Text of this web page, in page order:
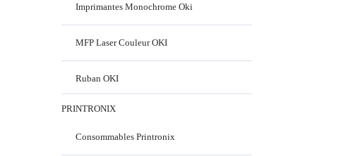
Imprimantes Monochrome Oki
MFP Laser Couleur OKI
Ruban OKI
PRINTRONIX
Consommables Printronix